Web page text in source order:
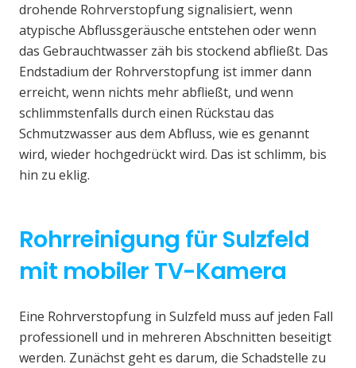
drohende Rohrverstopfung signalisiert, wenn
atypische Abflussgeräusche entstehen oder wenn
das Gebrauchtwasser zäh bis stockend abfließt. Das
Endstadium der Rohrverstopfung ist immer dann
erreicht, wenn nichts mehr abfließt, und wenn
schlimmstenfalls durch einen Rückstau das
Schmutzwasser aus dem Abfluss, wie es genannt
wird, wieder hochgedrückt wird. Das ist schlimm, bis
hin zu eklig.
Rohrreinigung für Sulzfeld
mit mobiler TV-Kamera
Eine Rohrverstopfung in Sulzfeld muss auf jeden Fall
professionell und in mehreren Abschnitten beseitigt
werden. Zunächst geht es darum, die Schadstelle zu